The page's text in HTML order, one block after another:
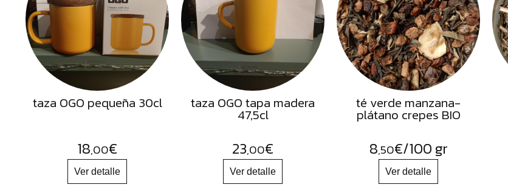
Frutos
Secos
Hierbas
Harinas
Accesorios
taza OGO pequeña 30cl
18,00€
taza OGO tapa madera
47,5cl
23,00€
té verde manzana-
plátano crepes BIO
8,50€/100 gr